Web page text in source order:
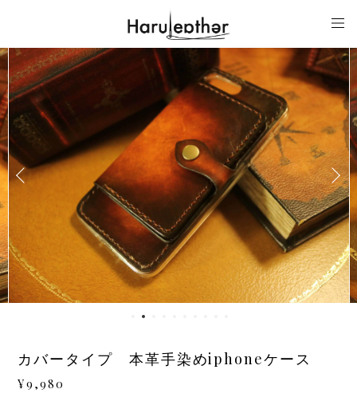
カバータイプ 本革手染めiphoneケース
¥9,980